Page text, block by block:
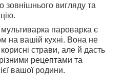
зовнішнього вигляду та
пароварка є
на вашій кухні. Вона не
страви, але й дасть
рецептами та
вашої родини.